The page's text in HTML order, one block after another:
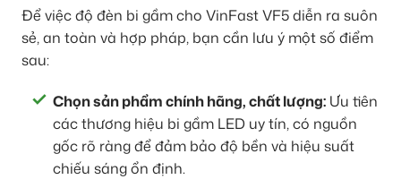
Để việc độ đèn bi gầm cho VinFast VF5 diễn ra suôn
sẻ, an toàn và hợp pháp, bạn cần lưu ý một số điểm
sau:
Chọn sản phẩm chính hãng, chất lượng: Ưu tiên
các thương hiệu bi gầm LED uy tín, có nguồn
gốc rõ ràng để đảm bảo độ bền và hiệu suất
chiếu sáng ổn định.